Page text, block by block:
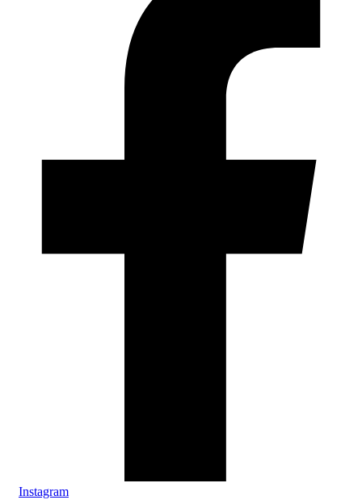
Instagram